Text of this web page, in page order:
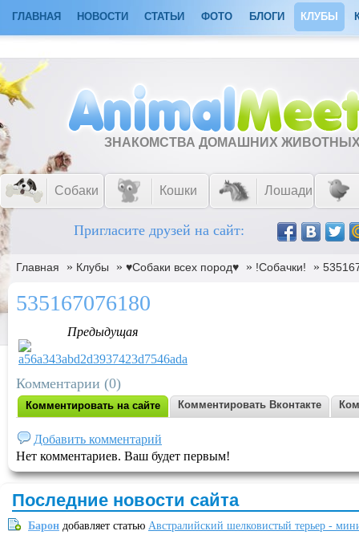
ГЛАВНАЯ НОВОСТИ СТАТЬИ ФОТО БЛОГИ КЛУБЫ
ЗНАКОМСТВА ДОМАШНИХ
Собаки Кошки Лошади
Пригласите друзей на сайт:
Главная » Клубы » ♥Собаки всех пород♥ » !Собачки! »
535167076180
Предыдущая
Комментарии (0)
Комментировать на сайте Комментировать Вконтакте
Добавить комментарий
Нет комментариев. Ваш будет первым!
Последние новости сайта
Барон добавляет статью Австралийский шелковистый терьер -